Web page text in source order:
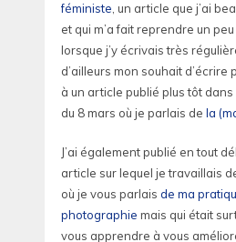
féministe , un article que j’ai
et qui m’a fait reprendre un
lorsque j’y écrivais très
d’ailleurs mon souhait d’écrire
à un article publié plus tôt dans
du 8 mars où je parlais de la
J’ai également publié en tout
article sur lequel je travaillais
où je vous parlais de ma
photographie mais qui était
vous apprendre à vous